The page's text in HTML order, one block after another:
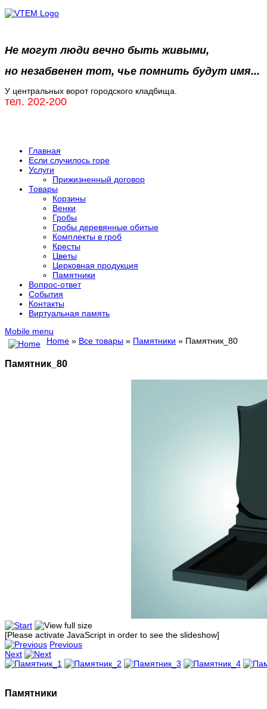
Не могут люди вечно быть живыми,
но незабвенен тот, чье помнить будут имя...
У центральных ворот городского кладбища.
тел. 202-200
Главная
Если случилось горе
Услуги
Прижизненный договор
Товары
Корзины
Венки
Гробы
Гробы деревянные обитые
Комплекты в гроб
Кресты
Цветы
Церковная продукция
Памятники
Вопрос-ответ
События
Контакты
Виртуальная память
Mobile menu
Home » Все товары » Памятники » Памятник_80
Памятник_80
[Please activate JavaScript in order to see the slideshow]
Previous
Next
Памятники